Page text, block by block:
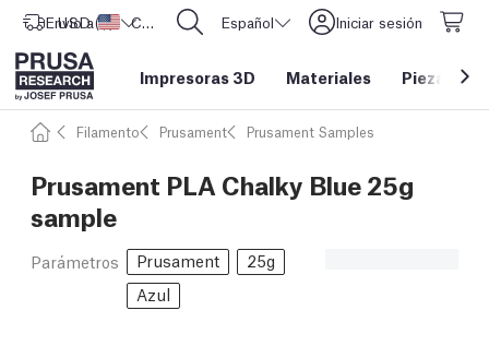
Envío a Estados Unidos
USD ($) CORE One L: ¡Ya disponible! Español Iniciar sesión
Impresoras 3D Materiales Piezas y
Filamento Prusament Prusament Samples
Prusament PLA Chalky Blue 25g
sample
Parámetros Prusament
25g
Azul